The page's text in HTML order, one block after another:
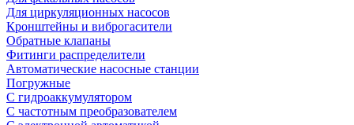
Для циркуляционных насосов
Кронштейны и виброгасители
Обратные клапаны
Фитинги распределители
Автоматические насосные станции
Погружные
С гидроаккумулятором
С частотным преобразователем